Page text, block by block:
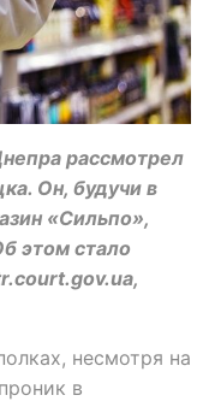
рассмотрел
Он, будучи в
«Сильпо»,
этом стало
несмотря на
в